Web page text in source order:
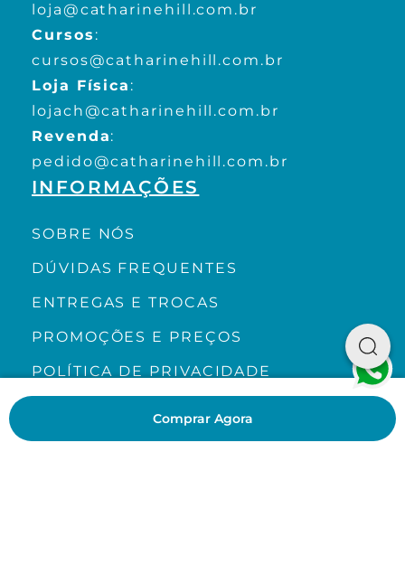
Comprar Agora
loja@catharinehill.com.br
Cursos :
cursos@catharinehill.com.br
Loja Física :
lojach@catharinehill.com.br
Revenda:
pedido@catharinehill.com.br
INFORMAÇÕES
SOBRE NÓS
DÚVIDAS FREQUENTES
ENTREGAS E TROCAS
PROMOÇÕES E PREÇOS
POLÍTICA DE PRIVACIDADE
MAPA DO SITE